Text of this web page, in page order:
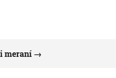
meraní